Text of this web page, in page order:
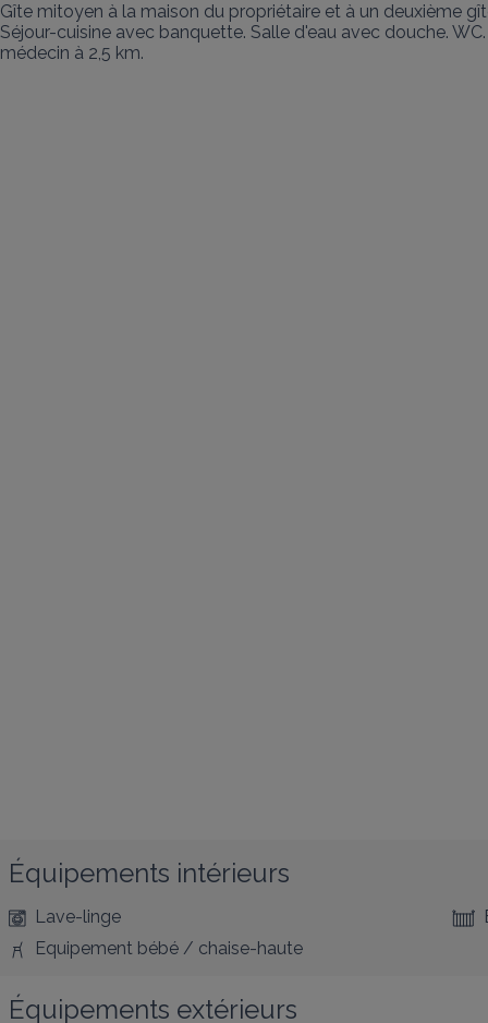
Gîte mitoyen à la maison du propriétaire et à un deuxième
Séjour-cuisine avec banquette. Salle d'eau avec douche.
médecin à 2,5 km.
Équipements intérieurs
Lave-linge
Equipement bébé / chaise-haute
Équipements extérieurs